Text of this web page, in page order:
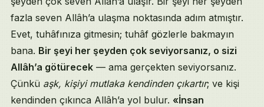
fazla seven Allâh’a ulaşma noktasında adım atmıştır.
Evet, tuhâfınıza gitmesin; tuhâf gözlerle bakmayın
bana. Bir şeyi her şeyden çok seviyorsanız, o sizi
Allâh’a götürecek — ama gerçekten seviyorsanız.
Çünkü aşk, kişiyi mutlaka kendinden çıkartır; ve kişi
kendinden çıkınca Allâh’a yol bulur. «İnsan